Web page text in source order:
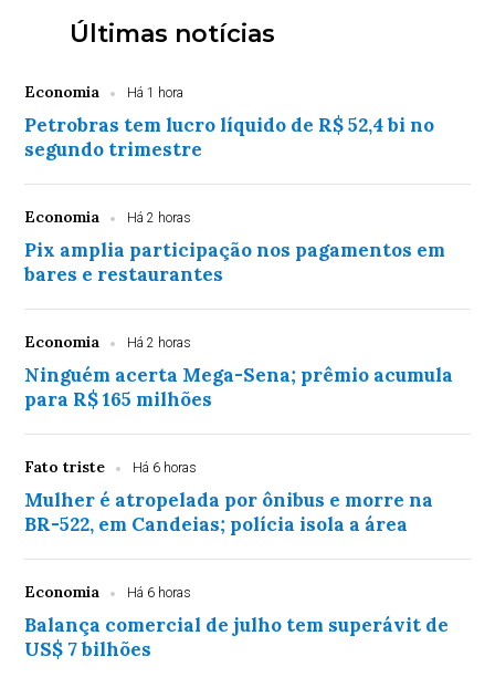
Últimas notícias
Economia Há 1 hora
Petrobras tem lucro líquido de R$ 52,4 bi no
segundo trimestre
Economia Há 2 horas
Pix amplia participação nos pagamentos em
bares e restaurantes
Economia Há 2 horas
Ninguém acerta Mega-Sena; prêmio acumula
para R$ 165 milhões
Fato triste Há 6 horas
Mulher é atropelada por ônibus e morre na
BR-522, em Candeias; polícia isola a área
Economia Há 6 horas
Balança comercial de julho tem superávit de
US$ 7 bilhões